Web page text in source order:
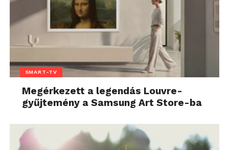
SMART-TV
Megérkezett a legendás Louvre-
gyűjtemény a Samsung Art Store-ba